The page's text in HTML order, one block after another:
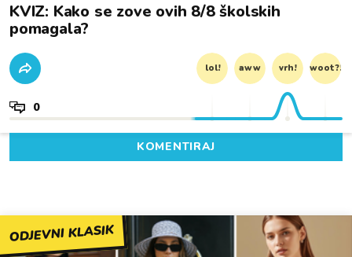
KVIZ: Kako se zove ovih 8/8 školskih
pomagala?
lol! aww vrh! woot?!
0
KOMENTIRAJ
ODJEVNI KLASIK